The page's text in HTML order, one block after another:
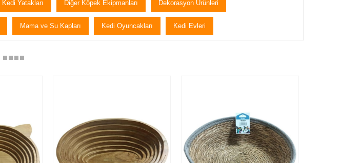
Kedi Yatakları Diğer Köpek Ekipmanları Dekorasyon Ürünleri
Mama ve Su Kapları Kedi Oyuncakları Kedi Evleri